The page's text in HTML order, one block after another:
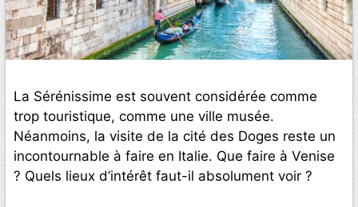
La Sérénissime est souvent considérée comme
trop touristique, comme une ville musée.
Néanmoins, la visite de la cité des Doges reste un
incontournable à faire en Italie. Que faire à Venise
? Quels lieux d’intérêt faut-il absolument voir ?